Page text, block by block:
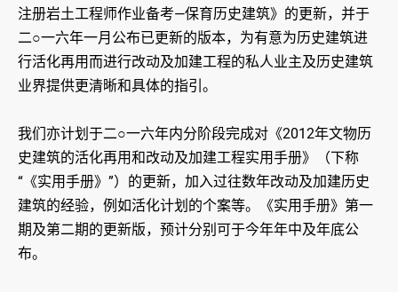
注册岩土工程师作业备考—保育历史建筑》的更新，并于
二○一六年一月公布已更新的版本，为有意为历史建筑进
行活化再用而进行改动及加建工程的私人业主及历史建筑
业界提供更清晰和具体的指引。
我们亦计划于二○一六年内分阶段完成对《2012年文物历
史建筑的活化再用和改动及加建工程实用手册》（下称
“《实用手册》”）的更新，加入过往数年改动及加建历史
建筑的经验，例如活化计划的个案等。《实用手册》第一
期及第二期的更新版，预计分别可于今年年中及年底公
布。